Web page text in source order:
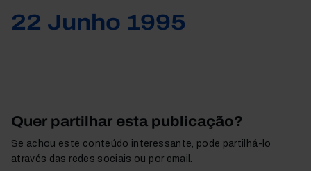
22 Junho 1995
Quer partilhar esta publicação?
Se achou este conteúdo interessante, pode partilhá-lo
através das redes sociais ou por email.